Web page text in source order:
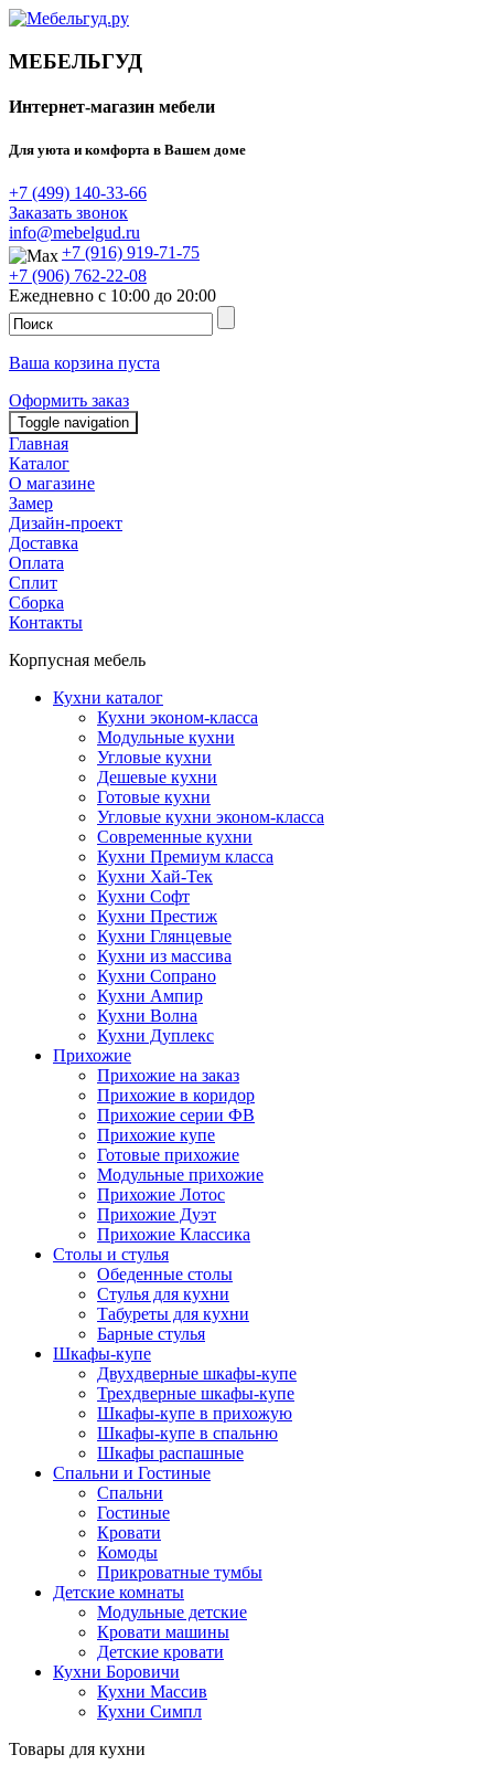
МЕБЕЛЬГУД
Интернет-магазин мебели
Для уюта и комфорта в Вашем доме
+7 (499) 140-33-66
Заказать звонок
info@mebelgud.ru
+7 (916) 919-71-75
+7 (906) 762-22-08
Ежедневно с 10:00 до 20:00
Ваша корзина пуста
Оформить заказ
Toggle navigation
Главная
Каталог
О магазине
Замер
Дизайн-проект
Доставка
Оплата
Сплит
Сборка
Контакты
Корпусная мебель
Кухни каталог
Кухни эконом-класса
Модульные кухни
Угловые кухни
Дешевые кухни
Готовые кухни
Угловые кухни эконом-класса
Современные кухни
Кухни Премиум класса
Кухни Хай-Тек
Кухни Софт
Кухни Престиж
Кухни Глянцевые
Кухни из массива
Кухни Сопрано
Кухни Ампир
Кухни Волна
Кухни Дуплекс
Прихожие
Прихожие на заказ
Прихожие в коридор
Прихожие серии ФВ
Прихожие купе
Готовые прихожие
Модульные прихожие
Прихожие Лотос
Прихожие Дуэт
Прихожие Классика
Столы и стулья
Обеденные столы
Стулья для кухни
Табуреты для кухни
Барные стулья
Шкафы-купе
Двухдверные шкафы-купе
Трехдверные шкафы-купе
Шкафы-купе в прихожую
Шкафы-купе в спальню
Шкафы распашные
Спальни и Гостиные
Спальни
Гостиные
Кровати
Комоды
Прикроватные тумбы
Детские комнаты
Модульные детские
Кровати машины
Детские кровати
Кухни Боровичи
Кухни Массив
Кухни Симпл
Товары для кухни